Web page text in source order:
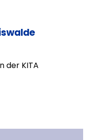
der KITA